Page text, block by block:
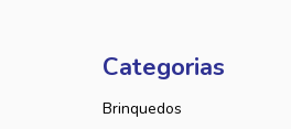
Categorias
Brinquedos